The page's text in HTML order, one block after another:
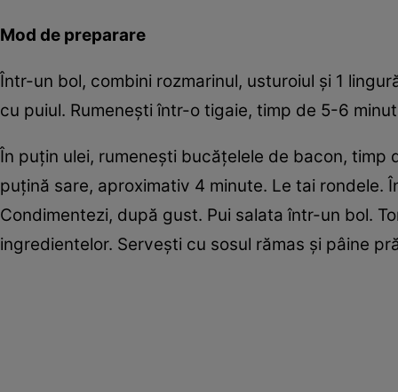
Mod de preparare
Într-un bol, combini rozmarinul, usturoiul şi 1
cu puiul. Rumeneşti într-o tigaie, timp de 5-6
În puţin ulei, rumeneşti bucăţelele de bacon,
puţină sare, aproximativ 4 minute. Le tai rondele.
Condimentezi, după gust. Pui salata într-un bol.
ingredientelor. Serveşti cu sosul rămas şi pâine